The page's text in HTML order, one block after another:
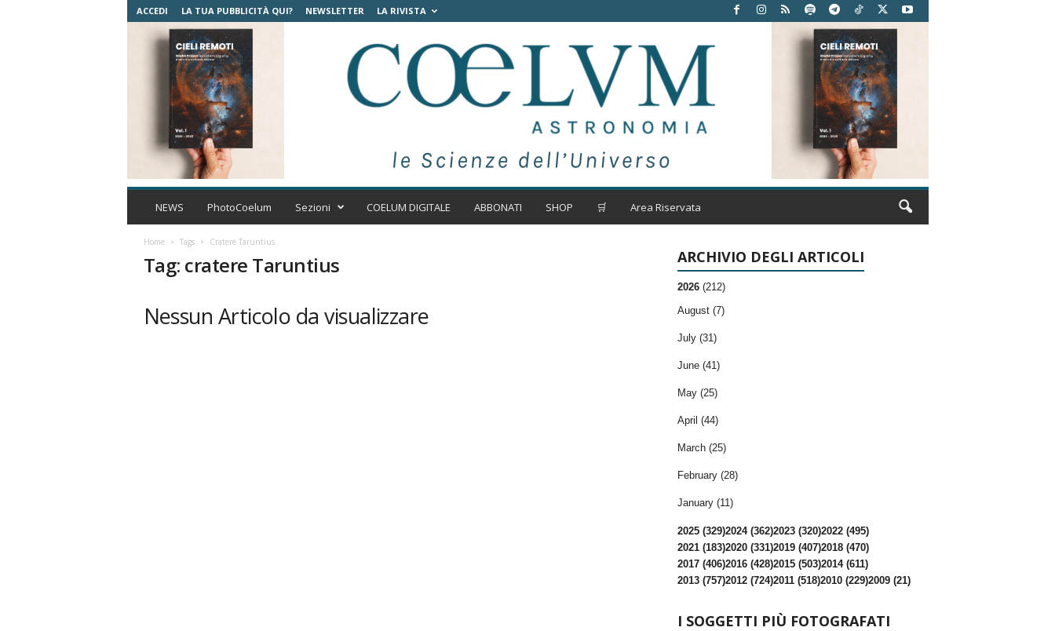
ACCEDI LA TUA PUBBLICITÀ QUI? NEWSLETTER LA RIVISTA
C
m
t
NEWS PhotoCoelum Sezioni COELUM DIGITALE ABBONATI SHOP 🛒 Area Riservata
Home Tags Cratere Taruntius
Tag: cratere Taruntius
Nessun Articolo da visualizzare
ARCHIVIO DEGLI ARTICOLI
2026 (212)
August (7)
July (31)
June (41)
May (25)
April (44)
March (25)
February (28)
January (11)
2025 (329)2024 (362)2023 (320)2022 (495)
2021 (183)2020 (331)2019 (407)2018 (470)
2017 (406)2016 (428)2015 (503)2014 (611)
2013 (757)2012 (724)2011 (518)2010 (229)2009 (21)
I SOGGETTI PIÙ FOTOGRAFATI